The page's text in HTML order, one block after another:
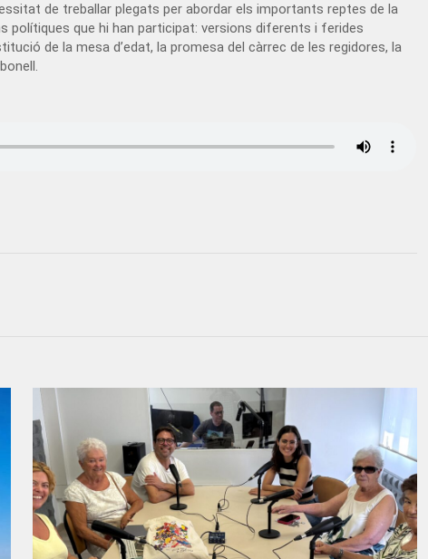
de treballar plegats per abordar els importants reptes de la
polítiques que hi han participat: versions diferents i ferides
de la mesa d’edat, la promesa del càrrec de les regidores, la